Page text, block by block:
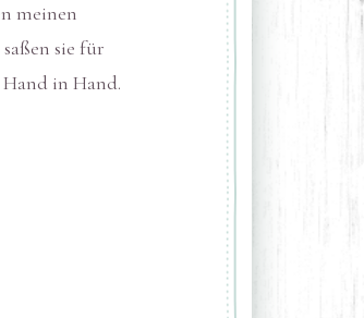
meinen
sie für
in Hand.